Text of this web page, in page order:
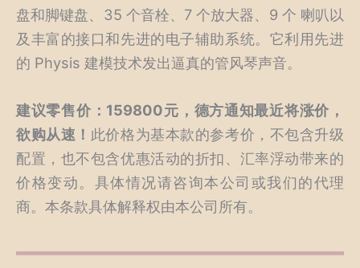
盘和脚键盘、35 个音栓、7 个放大器、9 个 喇叭以
及丰富的接口和先进的电子辅助系统。它利用先进
的 Physis 建模技术发出逼真的管风琴声音。
建议零售价：159800元，德方通知最近将涨价，
欲购从速！ 此价格为基本款的参考价，不包含升级
配置，也不包含优惠活动的折扣、汇率浮动带来的
价格变动。具体情况请咨询本公司或我们的代理
商。本条款具体解释权由本公司所有。